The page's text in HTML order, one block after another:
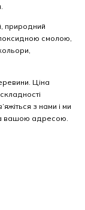
природний
смолою,
Ціна
з нами і ми
вашою адресою.